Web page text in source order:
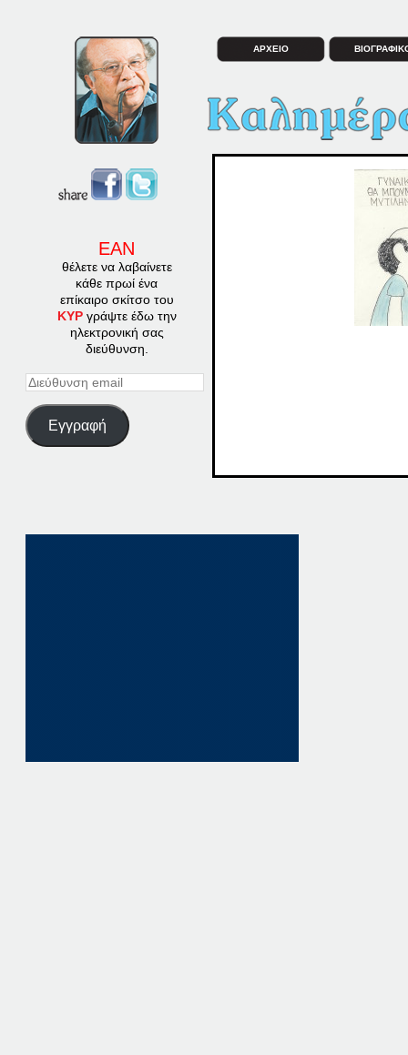
ΕΑΝ
θέλετε να λαβαίνετε
κάθε πρωί ένα
επίκαιρο σκίτσο του
ΚΥΡγράψτε έδω την
ηλεκτρονική σας
διεύθυνση.
Διεύθυνση
Εγγραφή
ΑΡΧΕΙΟ